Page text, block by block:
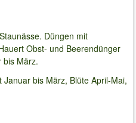
Düngen mit
Obst- und Beerendünger
bis März.
Januar bis März, Blüte April-Mai,